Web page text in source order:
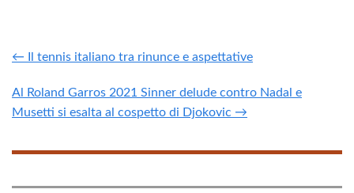
← Il tennis italiano tra rinunce e aspettative
Al Roland Garros 2021 Sinner delude contro Nadal e
Musetti si esalta al cospetto di Djokovic →